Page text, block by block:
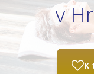
v
K